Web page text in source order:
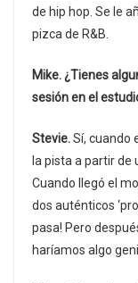
de hip hop. Se le
pizca de R&B.
Mike. ¿Tienes
sesión en el
Stevie.Sí, cuando
la pista a partir de
Cuando llegó el
dos auténticos
pasa! Pero
haríamos algo